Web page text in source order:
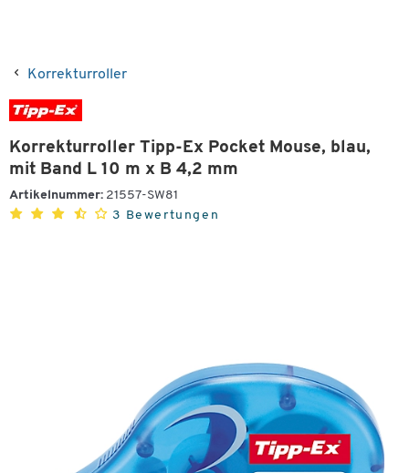
Korrekturroller
Korrekturroller Tipp-Ex Pocket Mouse, blau,
mit Band L 10 m x B 4,2 mm
Artikelnummer: 21557-SW81
3 Bewertungen